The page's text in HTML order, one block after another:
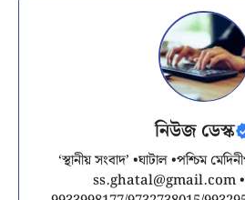
নিউজ ডেস্ক
‘স্থানীয় সংবাদ’ •ঘাটাল •পশ্চিম
ss.ghatal@gmail.com